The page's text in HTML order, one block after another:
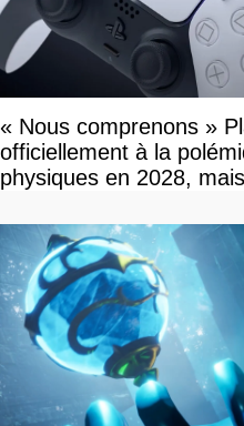
« Nous comprenons »
officiellement à la
physiques en 2028,